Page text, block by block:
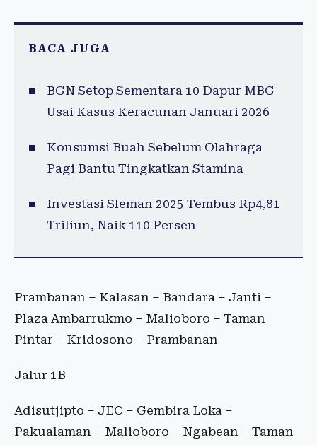
BACA JUGA
BGN Setop Sementara 10 Dapur MBG
Usai Kasus Keracunan Januari 2026
Konsumsi Buah Sebelum Olahraga
Pagi Bantu Tingkatkan Stamina
Investasi Sleman 2025 Tembus Rp4,81
Triliun, Naik 110 Persen
Prambanan – Kalasan – Bandara – Janti –
Plaza Ambarrukmo – Malioboro – Taman
Pintar – Kridosono – Prambanan
Jalur 1B
Adisutjipto – JEC – Gembira Loka –
Pakualaman – Malioboro – Ngabean – Taman